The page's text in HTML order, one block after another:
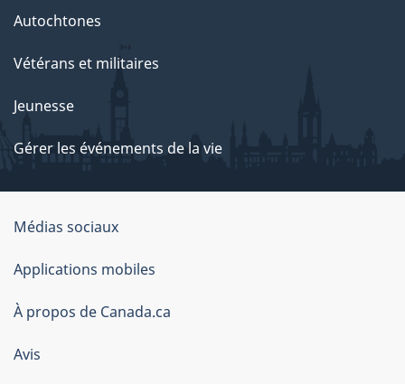
Autochtones
Vétérans et militaires
Jeunesse
Gérer les événements de la vie
Organisation
du
gouvernement
du
Canada
Médias sociaux
Applications mobiles
À propos de Canada.ca
Avis